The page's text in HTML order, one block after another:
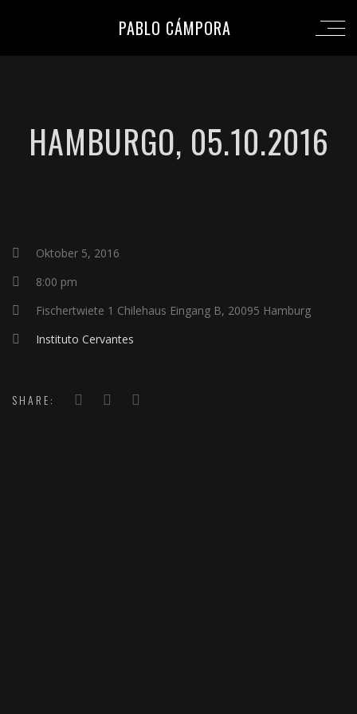
PABLO CÁMPORA
HAMBURGO, 05.10.2016
Oktober 5, 2016
8:00 pm
Fischertwiete 1 Chilehaus Eingang B, 20095 Hamburg
Instituto Cervantes
SHARE: